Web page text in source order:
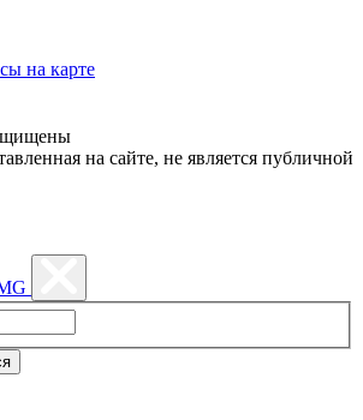
на карте
на сайте, не является публичной